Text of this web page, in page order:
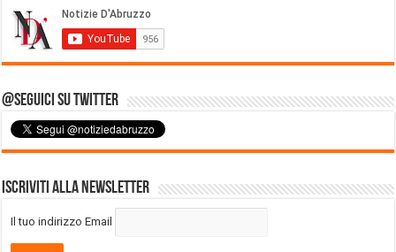
@Seguici su Twitter
Iscriviti alla Newsletter
Il tuo indirizzo Email